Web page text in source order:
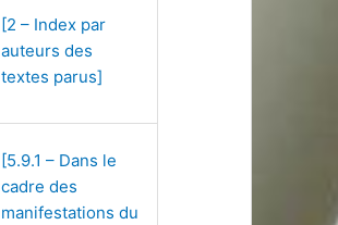
[2 – Index par
auteurs des
textes parus]
[5.9.1 – Dans le
cadre des
manifestations du